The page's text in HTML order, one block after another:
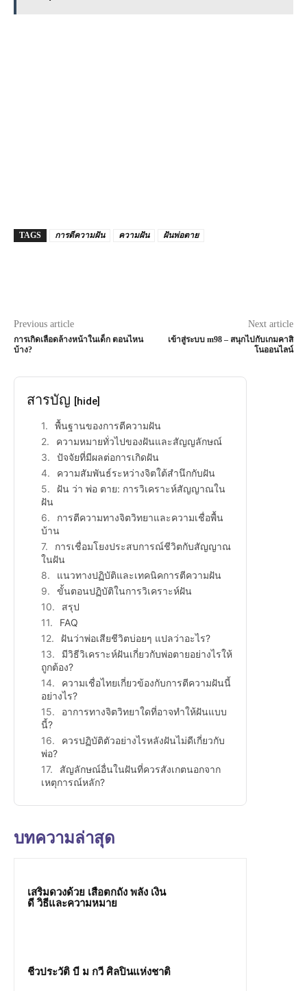
TAGS การตีความฝัน ความฝัน ฝันพ่อตาย
Previous article
การเกิดเลือดล้างหน้าในเด็ก ตอนไหน
บ้าง?
Next article
เข้าสู่ระบบ m98 – สนุกไปกับเกมคาสิ
โนออนไลน์
สารบัญ [hide]
พื้นฐานของการตีความฝัน
ความหมายทั่วไปของฝันและสัญญลักษณ์
ปัจจัยที่มีผลต่อการเกิดฝัน
ความสัมพันธ์ระหว่างจิตใต้สำนึกกับฝัน
ฝัน ว่า พ่อ ตาย: การวิเคราะห์สัญญาณใน
ฝัน
การตีความทางจิตวิทยาและความเชื่อพื้น
บ้าน
การเชื่อมโยงประสบการณ์ชีวิตกับสัญญาณ
ในฝัน
แนวทางปฏิบัติและเทคนิคการตีความฝัน
ขั้นตอนปฏิบัติในการวิเคราะห์ฝัน
สรุป
FAQ
ฝันว่าพ่อเสียชีวิตบ่อยๆ แปลว่าอะไร?
มีวิธีวิเคราะห์ฝันเกี่ยวกับพ่อตายอย่างไรให้
ถูกต้อง?
ความเชื่อไทยเกี่ยวข้องกับการตีความฝันนี้
อย่างไร?
อาการทางจิตวิทยาใดที่อาจทำให้ฝันแบบ
นี้?
ควรปฏิบัติตัวอย่างไรหลังฝันไม่ดีเกี่ยวกับ
พ่อ?
สัญลักษณ์อื่นในฝันที่ควรสังเกตนอกจาก
เหตุการณ์หลัก?
บทความล่าสุด
เสริมดวงด้วย เสือตกถัง พลัง เงิน
ดี วิธีและความหมาย
ชีวประวัติ บี ม กวี ศิลปินแห่งชาติ